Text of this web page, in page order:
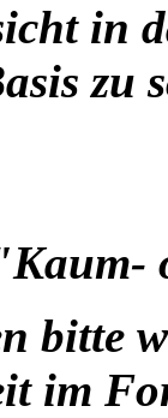
in
zu
bitte
im